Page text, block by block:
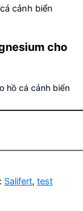
cảnh biển
cho
hồ cá cảnh biển
Salifert, test